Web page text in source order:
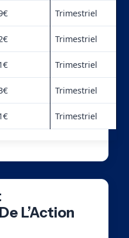
Trimestriel
Trimestriel
Trimestriel
Trimestriel
Trimestriel
L’Action